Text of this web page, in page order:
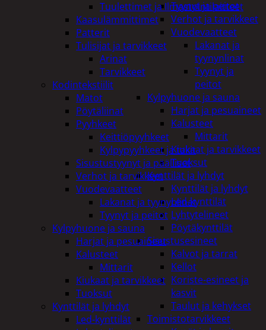
Tyynyt ja peitot
Verhot ja tarvikkeet
Vuodevaatteet
Lakanat ja
tyynynlinat
Tyynyt ja
peitot
Kylpyhuone ja sauna
Harjat ja pesuaineet
Kalusteet
Mittarit
Kiukaat ja tarvikkeet
Tuoksut
Kynttilät ja lyhdyt
Kynttilät ja lyhdyt
Led-kynttilät
Lyhtytelineet
Pöytäkynttilät
Sisustusesineet
Kalvot ja tarrat
Kellot
Koriste-esineet ja
kasvit
Taulut ja kehykset
Toimistotarvikkeet
Tuulettimet ja Ilmastointilaitteet
Kaasulämmittimet
Patterit
Tulisijat ja tarvikkeet
Arinat
Tarvikkeet
Kodintekstiilit
Matot
Pöytäliinat
Pyyhkeet
Keittiöpyyhkeet
Kylpypyyhkeet ja takit
Sisustustyynyt ja päälliset
Verhot ja tarvikkeet
Vuodevaatteet
Lakanat ja tyynynlinat
Tyynyt ja peitot
Kylpyhuone ja sauna
Harjat ja pesuaineet
Kalusteet
Mittarit
Kiukaat ja tarvikkeet
Tuoksut
Kynttilät ja lyhdyt
Led-kynttilät